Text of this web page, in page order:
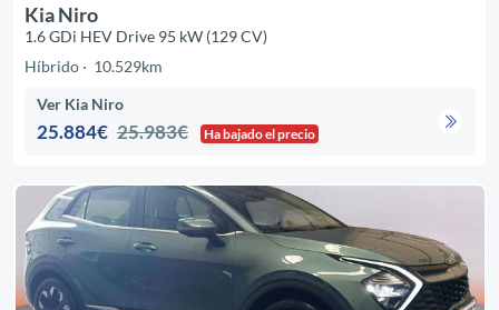
Kia Niro
1.6 GDi HEV Drive 95 kW (129 CV)
Híbrido
10.529km
Ver Kia Niro
25.884€ 25.983€ Ha bajado el precio